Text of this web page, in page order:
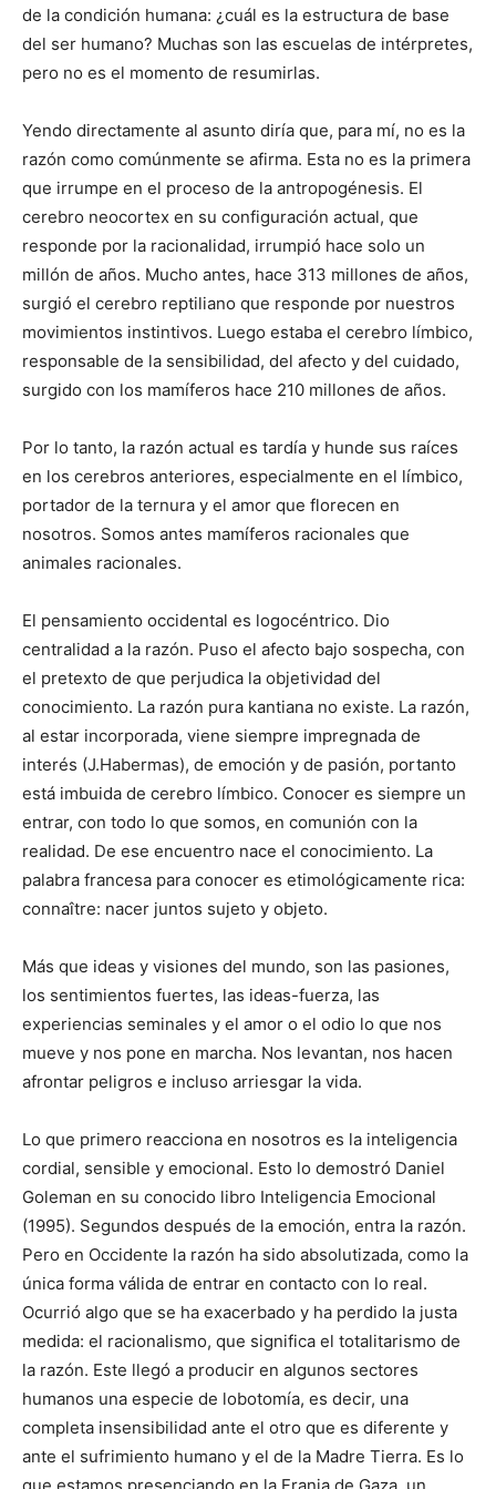
de la condición humana: ¿cuál es la estructura de base
del ser humano? Muchas son las escuelas de intérpretes,
pero no es el momento de resumirlas.
Yendo directamente al asunto diría que, para mí, no es la
razón como comúnmente se afirma. Esta no es la primera
que irrumpe en el proceso de la antropogénesis. El
cerebro neocortex en su configuración actual, que
responde por la racionalidad, irrumpió hace solo un
millón de años. Mucho antes, hace 313 millones de años,
surgió el cerebro reptiliano que responde por nuestros
movimientos instintivos. Luego estaba el cerebro límbico,
responsable de la sensibilidad, del afecto y del cuidado,
surgido con los mamíferos hace 210 millones de años.
Por lo tanto, la razón actual es tardía y hunde sus raíces
en los cerebros anteriores, especialmente en el límbico,
portador de la ternura y el amor que florecen en
nosotros. Somos antes mamíferos racionales que
animales racionales.
El pensamiento occidental es logocéntrico. Dio
centralidad a la razón. Puso el afecto bajo sospecha, con
el pretexto de que perjudica la objetividad del
conocimiento. La razón pura kantiana no existe. La razón,
al estar incorporada, viene siempre impregnada de
interés (J.Habermas), de emoción y de pasión, portanto
está imbuida de cerebro límbico. Conocer es siempre un
entrar, con todo lo que somos, en comunión con la
realidad. De ese encuentro nace el conocimiento. La
palabra francesa para conocer es etimológicamente rica:
connaître: nacer juntos sujeto y objeto.
Más que ideas y visiones del mundo, son las pasiones,
los sentimientos fuertes, las ideas-fuerza, las
experiencias seminales y el amor o el odio lo que nos
mueve y nos pone en marcha. Nos levantan, nos hacen
afrontar peligros e incluso arriesgar la vida.
Lo que primero reacciona en nosotros es la inteligencia
cordial, sensible y emocional. Esto lo demostró Daniel
Goleman en su conocido libro Inteligencia Emocional
(1995). Segundos después de la emoción, entra la razón.
Pero en Occidente la razón ha sido absolutizada, como la
única forma válida de entrar en contacto con lo real.
Ocurrió algo que se ha exacerbado y ha perdido la justa
medida: el racionalismo, que significa el totalitarismo de
la razón. Este llegó a producir en algunos sectores
humanos una especie de lobotomía, es decir, una
completa insensibilidad ante el otro que es diferente y
ante el sufrimiento humano y el de la Madre Tierra. Es lo